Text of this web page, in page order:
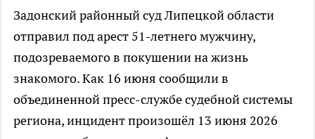
Задонский районный суд Липецкой области
отправил под арест 51-летнего мужчину,
подозреваемого в покушении на жизнь
знакомого. Как 16 июня сообщили в
объединенной пресс-службе судебной системы
региона, инцидент произошёл 13 июня 2026